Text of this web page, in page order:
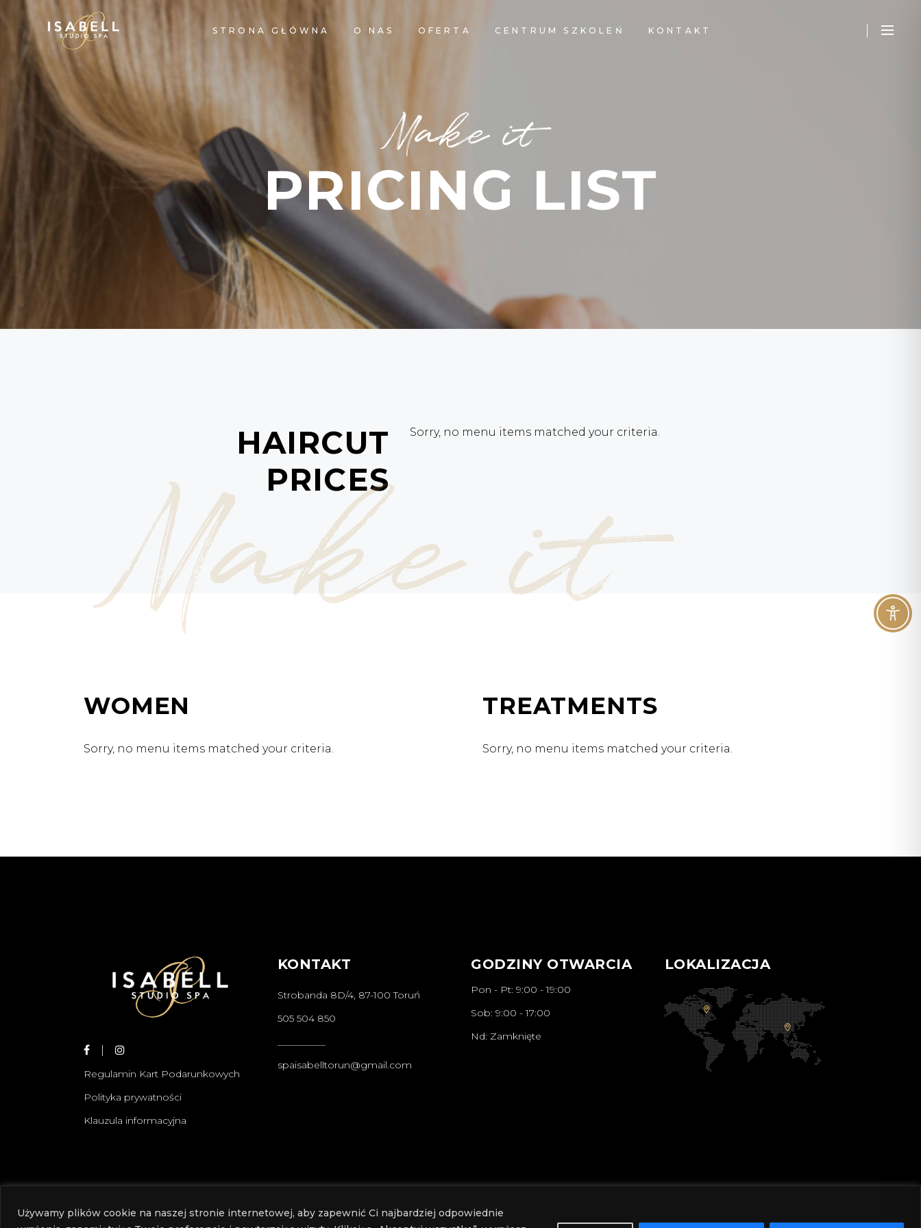
Używamy plików cookie na naszej stronie internetowej, aby zapewnić Ci najbardziej odpowiednie
STRONA GŁÓWNA O NAS OFERTA CENTRUM SZKOLEŃ KONTAKT
Make it
PRICING LIST
Make it
HAIRCUT
PRICES
Sorry, no menu items matched your criteria.
WOMEN
Sorry, no menu items matched your criteria.
TREATMENTS
Sorry, no menu items matched your criteria.
Regulamin Kart Podarunkowych
Polityka prywatności
Klauzula informacyjna
KONTAKT
Strobanda 8D/4, 87-100 Toruń
505 504 850
spaisabelltorun@gmail.com
GODZINY OTWARCIA
Pon - Pt: 9:00 - 19:00
Sob: 9:00 - 17:00
Nd: Zamknięte
LOKALIZACJA